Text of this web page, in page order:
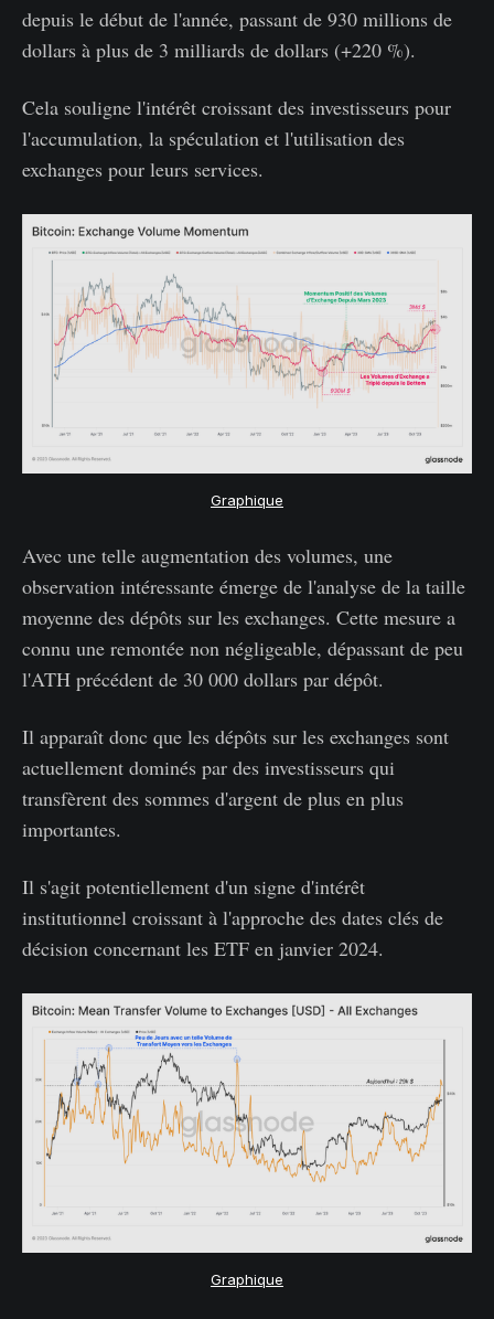
depuis le début de l'année, passant de 930 millions de
dollars à plus de 3 milliards de dollars (+220 %).
Cela souligne l'intérêt croissant des investisseurs pour
l'accumulation, la spéculation et l'utilisation des
exchanges pour leurs services.
Graphique
Avec une telle augmentation des volumes, une
observation intéressante émerge de l'analyse de la taille
moyenne des dépôts sur les exchanges. Cette mesure a
connu une remontée non négligeable, dépassant de peu
l'ATH précédent de 30 000 dollars par dépôt.
Il apparaît donc que les dépôts sur les exchanges sont
actuellement dominés par des investisseurs qui
transfèrent des sommes d'argent de plus en plus
importantes.
Il s'agit potentiellement d'un signe d'intérêt
institutionnel croissant à l'approche des dates clés de
décision concernant les ETF en janvier 2024.
Graphique